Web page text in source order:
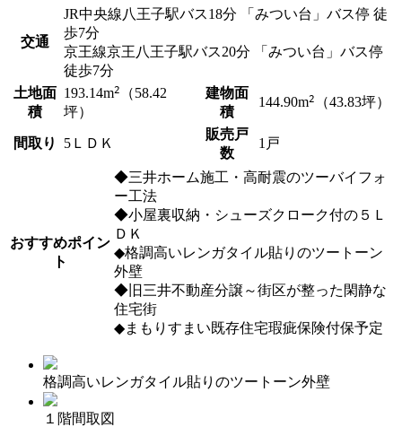
交通
JR中央線八王子駅バス18分 「みつい台」 バス停 徒
歩7分
京王線京王八王子駅バス20分 「みつい台」 バス停
徒歩7分
土地面
積
193.14m2
（58.42
坪）
建物面
積
144.90m2 （43.83坪）
間取り 5ＬＤＫ
販売戸
数
1戸
おすすめポイン
ト
◆三井ホーム施工・高耐震のツーバイフォ
ー工法
◆小屋裏収納・シューズクローク付の５Ｌ
ＤＫ
◆格調高いレンガタイル貼りのツートーン
外壁
◆旧三井不動産分譲～街区が整った閑静な
住宅街
◆まもりすまい既存住宅瑕疵保険付保予定
格調高いレンガタイル貼りのツートーン外壁
１階間取図